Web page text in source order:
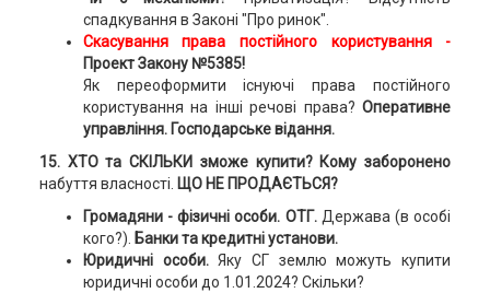
спадкування в Законі "Про ринок".
Скасування права постійного користування -
Проект Закону №5385!
Як переоформити існуючі права постійного
користування на інші речові права?Оперативне
управління. Господарське відання.
15. ХТО та СКІЛЬКИ зможе купити? Кому заборонено
набуття власності. ЩО НЕ ПРОДАЄТЬСЯ?
Громадяни - фізичні особи. ОТГ. Держава (в особі
кого?). Банки та кредитні установи.
Юридичні особи.Яку СГ землю можуть купити
юридичні особи до 1.01.2024? Скільки?